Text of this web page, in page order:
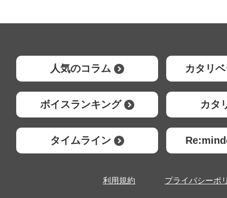
人気のコラム カタリ
ボイスランキング カタ
タイムライン
利用規約 プライバシーポ